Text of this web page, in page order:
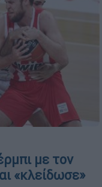
με τον
«κλείδωσε»